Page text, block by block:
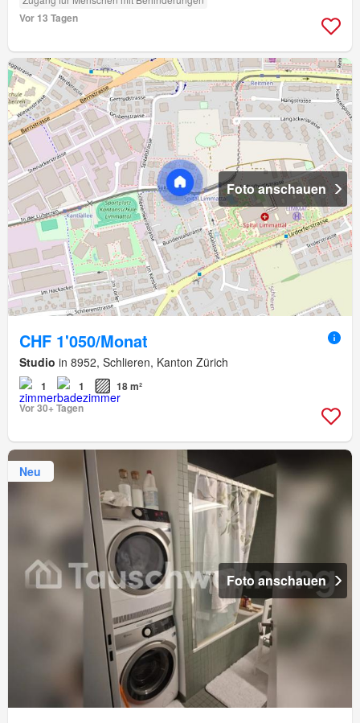
Vor 13 Tagen
Foto anschauen
CHF 1'050/Monat
Studio in 8952, Schlieren, Kanton Zürich
1 1
18 m²
Vor 30+ Tagen
Neu
Foto anschauen